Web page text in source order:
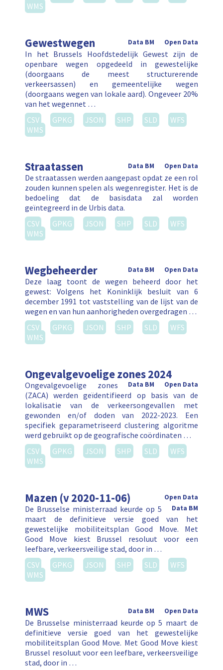
WMS
Gewestwegen Open Data
Data BM
In het Brussels Hoofdstedelijk Gewest zijn de
openbare wegen opgedeeld in gewestelijke
(doorgaans de meest structurerende
verkeersassen) en gemeentelijke wegen
(doorgaans wegen van lokale aard). Ongeveer 20%
van het wegennet …
CSV
GPKG JSON SHP SLD
WFS
WMS
Straatassen Open Data
Data BM
De straatassen werden aangepast opdat ze een rol
zouden kunnen spelen als wegenregister. Het is de
bedoeling dat de basisdata zal worden
geïntegreerd in de Urbis data.
CSV
GPKG JSON SHP SLD
WFS
WMS
Wegbeheerder Open Data
Data BM
Deze laag toont de wegen beheerd door het
gewest: Volgens het Koninklijk besluit van 6
december 1991 tot vaststelling van de lijst van de
wegen en van hun aanhorigheden overgedragen …
CSV
GPKG JSON SHP SLD
WFS
WMS
Ongevalgevoelige zones 2024
Open Data
Data BM
Ongevalgevoelige zones
(ZACA) werden geïdentifieerd op basis van de
lokalisatie van de verkeersongevallen met
gewonden en/of doden van 2022-2023. Een
specifiek geparametriseerd clustering algoritme
werd gebruikt op de geografische coördinaten …
CSV
GPKG JSON SHP SLD
WFS
WMS
Mazen (v 2020-11-06)
Open Data
Data BM
De Brusselse ministerraad keurde op 5
maart de definitieve versie goed van het
gewestelijke mobiliteitsplan Good Move. Met
Good Move kiest Brussel resoluut voor een
leefbare, verkeersveilige stad, door in …
CSV
GPKG JSON SHP SLD
WFS
WMS
MWS Open Data
Data BM
De Brusselse ministerraad keurde op 5 maart de
definitieve versie goed van het gewestelijke
mobiliteitsplan Good Move. Met Good Move kiest
Brussel resoluut voor een leefbare, verkeersveilige
stad, door in …